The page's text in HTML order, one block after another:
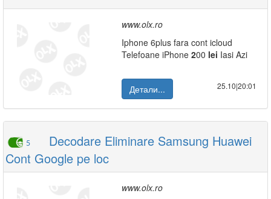
www.olx.ro
Iphone 6plus fara cont icloud
Telefoane iPhone 200 lei Iasi Azi
Детали... 25.10|20:01
5
Decodare Eliminare Samsung Huawei
Cont Google pe loc
www.olx.ro